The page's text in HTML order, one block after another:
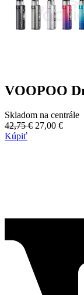
VOOPOO
Skladom na centrále
42,75 € 27,00 €
Kúpiť